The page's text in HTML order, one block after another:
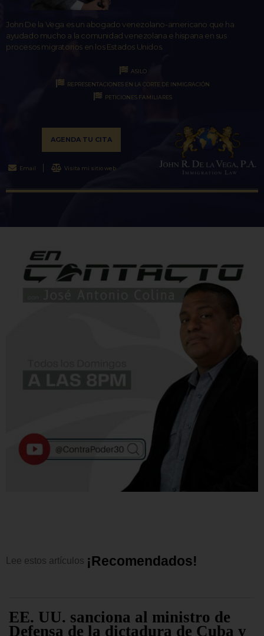
John De la Vega es un abogado venezolano-americano que ha
ayudado mucho a la comunidad venezolana e hispana en sus
procesos migratorios en los Estados Unidos.
ASILO
REPRESENTACIONES EN LA CORTE DE INMIGRACIÓN
PETICIONES FAMILIARES
AGENDA TU CITA
Email Visita mi sitio web
Lee estos artículos ¡Recomendados!
EE. UU. sanciona al ministro de
Defensa de la dictadura de Cuba y